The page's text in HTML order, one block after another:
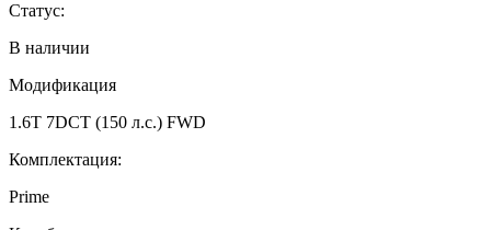
Статус:
В наличии
Модификация
1.6T 7DCT (150 л.с.) FWD
Комплектация:
Prime